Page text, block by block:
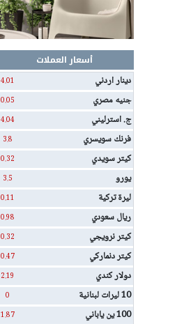
أسعار العملات
دينار اردني
4.01
جنيه مصري 0.05
ج. استرليني 4.04
فرنك سويسري 3.8
كيتر سويدي 0.32
يورو 3.5
ليرة تركية 0.11
ريال سعودي 0.98
كيتر نرويجي 0.32
كيتر دنماركي 0.47
دولار كندي 2.19
10 ليرات لبنانية 0
100 ين ياباني 1.87